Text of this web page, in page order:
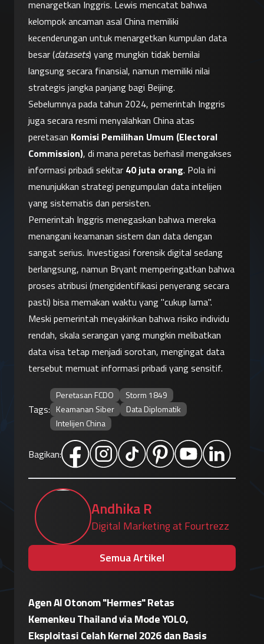
menargetkan Inggris. Lewis mencatat bahwa
kelompok ancaman asal China memiliki
kecenderungan untuk menargetkan kumpulan data
besar (datasets) yang mungkin tidak bernilai
langsung secara finansial, namun memiliki nilai
strategis jangka panjang bagi Beijing.
Sebelumnya pada tahun 2024, pemerintah Inggris
juga secara resmi menyalahkan China atas
peretasan Komisi Pemilihan Umum (Electoral
Commission), di mana peretas berhasil mengakses
informasi pribadi sekitar 40 juta orang. Pola ini
menunjukkan strategi pengumpulan data intelijen
yang sistematis dan persisten.
Pemerintah Inggris menegaskan bahwa mereka
menangani keamanan sistem dan data dengan
sangat serius. Investigasi forensik digital sedang
berlangsung, namun Bryant memperingatkan bahwa
proses atribusi (mengidentifikasi penyerang secara
pasti) bisa memakan waktu yang "cukup lama".
Meski pemerintah meyakinkan bahwa risiko individu
rendah, skala serangan yang mungkin melibatkan
data visa tetap menjadi sorotan, mengingat data
tersebut memuat informasi pribadi yang sensitif.
Tags:
Peretasan FCDO
Storm 1849
Keamanan Siber
Data Diplomatik
Intelijen China
Bagikan:
Andhika R
Digital Marketing at Fourtrezz
Semua Artikel
Retas
via Mode YOLO,
2026 dan Basis
Patroli Siber Polda Metro
Kampanye Disinformasi Hoaks
Jelang 17 Agustus